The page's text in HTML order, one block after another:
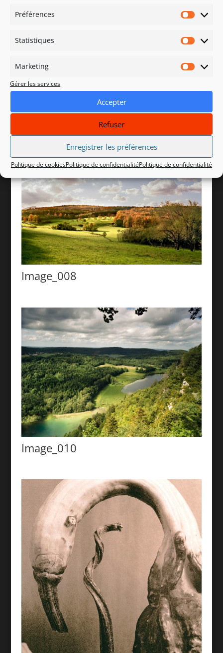
Préférences
Statistiques
Marketing
Gérer les services
Accepter
Refuser
Enregistrer les préférences
Politique de cookiesPolitique de confidentialitéPolitique de confidentialité
Image_008-80409_564x675
Image_008
Image_010